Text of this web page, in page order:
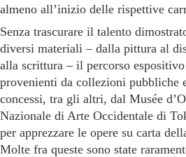
almeno all’inizio delle rispettive
Senza trascurare il talento
diversi materiali – dalla pittura al
alla scrittura – il percorso
provenienti da collezioni
concessi, tra gli altri, dal Musée
Nazionale di Arte Occidentale di
per apprezzare le opere su carta
Molte fra queste sono state